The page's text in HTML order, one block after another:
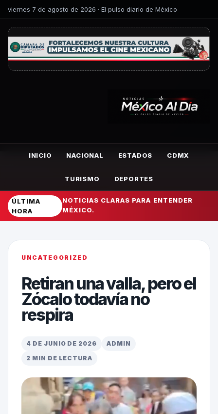
viernes 7 de agosto de 2026 · El pulso diario de México
INICIO NACIONAL ESTADOS CDMX
TURISMO DEPORTES
ÚLTIMA
HORA
NOTICIAS CLARAS PARA ENTENDER
MÉXICO.
UNCATEGORIZED
Retiran una valla, pero el
Zócalo todavía no
respira
4 DE JUNIO DE 2026
ADMIN
2 MIN DE LECTURA